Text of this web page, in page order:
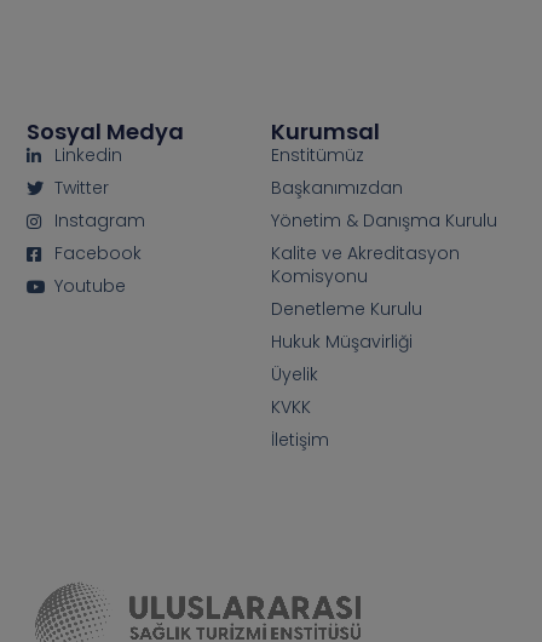
Kurumsal
Enstitümüz
Başkanımızdan
Yönetim & Danışma Kurulu
Kalite ve Akreditasyon
Komisyonu
Denetleme Kurulu
Hukuk Müşavirliği
Üyelik
KVKK
İletişim
Sosyal Medya
Linkedin
Twitter
Instagram
Facebook
Youtube